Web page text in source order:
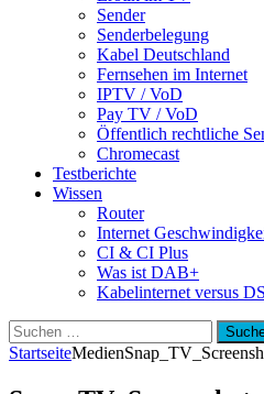
Sender
Senderbelegung
Kabel Deutschland
Fernsehen im Internet
IPTV / VoD
Pay TV / VoD
Öffentlich rechtliche
Chromecast
Testberichte
Wissen
Router
Internet
CI & CI Plus
Was ist DAB+
Kabelinternet versus
Suchen
nach:
StartseiteMedien